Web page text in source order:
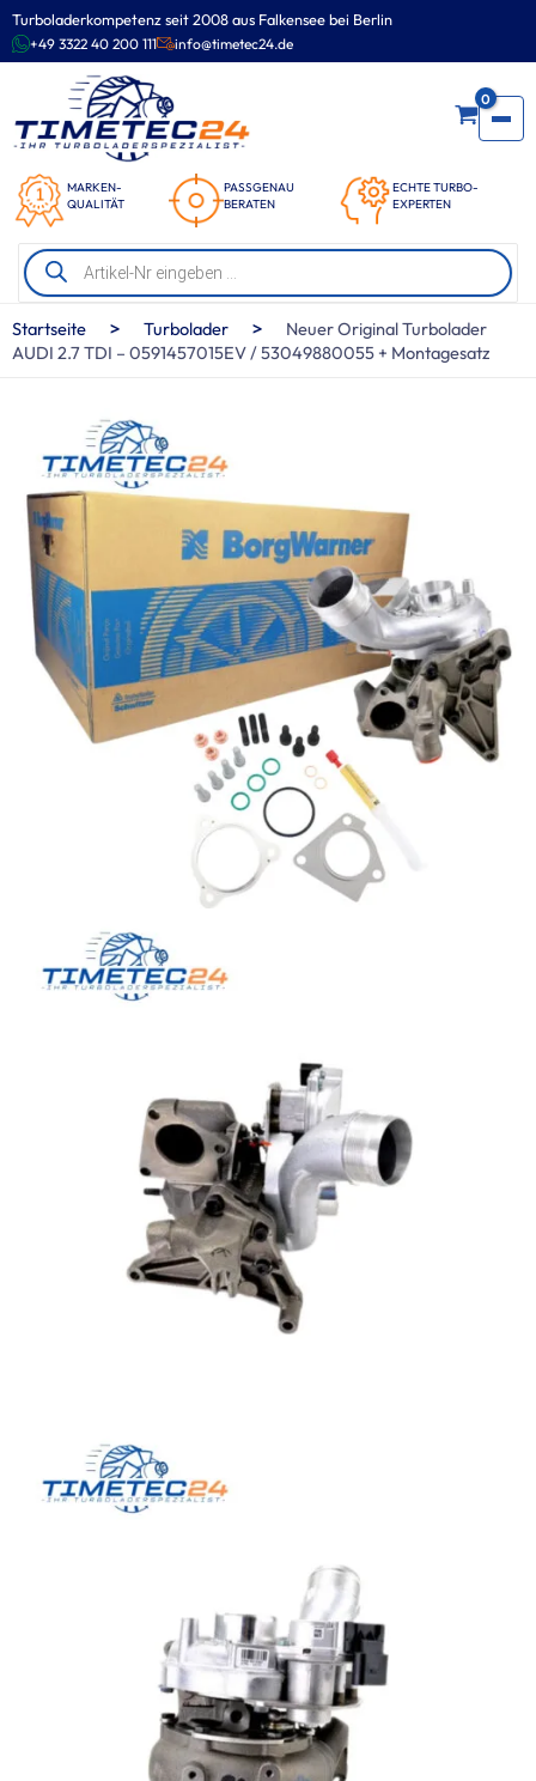
Turboladerkompetenz seit 2008 aus Falkensee bei Berlin
+49 3322 40 200 111 info@timetec24.de
MARKEN-
QUALITÄT
PASSGENAU
BERATEN
ECHTE TURBO-
EXPERTEN
0
Products
search
Zum
Inhalt
springen
Startseite > Turbolader >
Neuer Original Turbolader
AUDI 2.7 TDI – 0591457015EV / 53049880055 + Montagesatz